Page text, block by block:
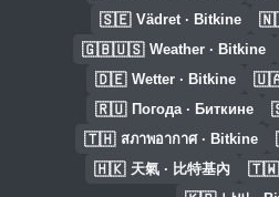
🇸🇪 Vädret · Bitkine
🇬🇧🇺🇸 Weather · Bitkine
🇩🇪 Wetter · Bitkine
🇷🇺 Погода · Биткине
🇹🇭 สภาพอากาศ · Bitkine
🇭🇰 天氣 · 比特基內 🇹🇼